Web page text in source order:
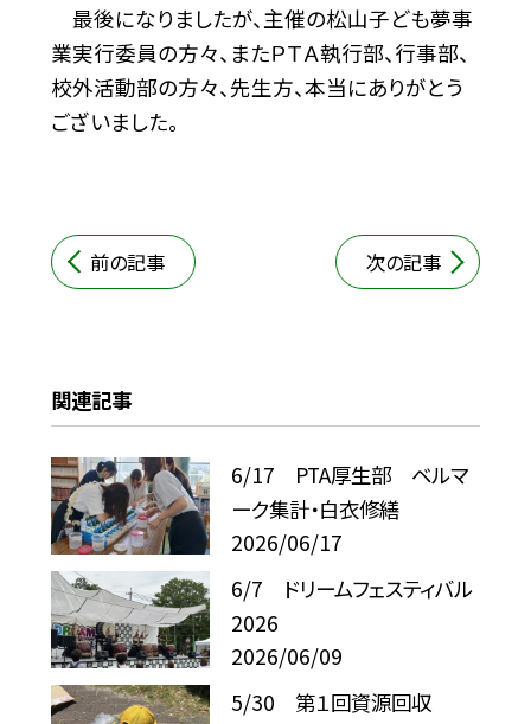
最後になりましたが、主催の松山子ども夢事
業実行委員の方々、またＰＴＡ執行部、行事部、
校外活動部の方々、先生方、本当にありがとう
ございました。
前の記事 次の記事
関連記事
6/17 PTA厚生部 ベルマ
ーク集計・白衣修繕
2026/06/17
6/7 ドリームフェスティバル
2026
2026/06/09
5/30 第１回資源回収